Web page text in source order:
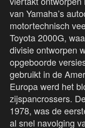
van Yamaha’s
motortechnisch
Toyota 2000G,
divisie ontworpen
opgeboorde
gebruikt in de
Europa werd het
zijspancrossers.
1978, was de
al snel navolging